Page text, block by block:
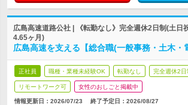
広島高速道路公社 | 《転勤なし》完全週休2日制(土日
4.65ヶ月)
広島高速を支える【総合職(一般事務・土木
正社員 職種・業種未経験OK 転勤なし 完全週休2日
リモートワーク可 女性のおしごと掲載中
情報更新日：2026/07/23 終了予定日： 2026/08/27